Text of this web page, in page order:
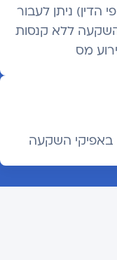
הדין) ניתן לעבור
השקעה ללא קנסות
מס
באפיקי השקעה